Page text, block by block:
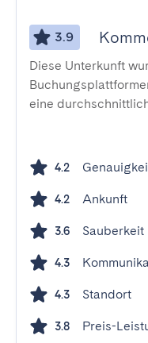
3.9
Diese Unterkunft
eine
4.2
4.2 Ankunft
3.6 Sauberkeit
4.3
4.3 Standort
3.8 Preis-